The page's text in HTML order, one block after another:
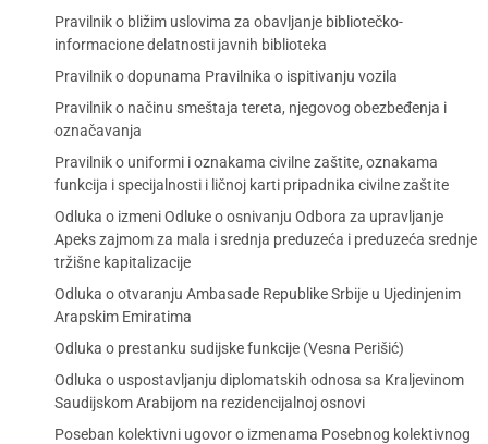
Pravilnik o bližim uslovima za obavljanje bibliotečko-
informacione delatnosti javnih biblioteka
Pravilnik o dopunama Pravilnika o ispitivanju vozila
Pravilnik o načinu smeštaja tereta, njegovog obezbeđenja i
označavanja
Pravilnik o uniformi i oznakama civilne zaštite, oznakama
funkcija i specijalnosti i ličnoj karti pripadnika civilne zaštite
Odluka o izmeni Odluke o osnivanju Odbora za upravljanje
Apeks zajmom za mala i srednja preduzeća i preduzeća srednje
tržišne kapitalizacije
Odluka o otvaranju Ambasade Republike Srbije u Ujedinjenim
Arapskim Emiratima
Odluka o prestanku sudijske funkcije (Vesna Perišić)
Odluka o uspostavljanju diplomatskih odnosa sa Kraljevinom
Saudijskom Arabijom na rezidencijalnoj osnovi
Poseban kolektivni ugovor o izmenama Posebnog kolektivnog